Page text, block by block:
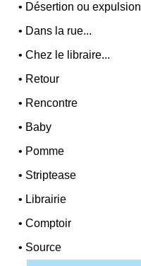
• Désertion ou expulsion
• Dans la rue...
•Chez le libraire...
• Retour
• Rencontre
• Baby
• Pomme
• Striptease
• Librairie
•Comptoir
• Source